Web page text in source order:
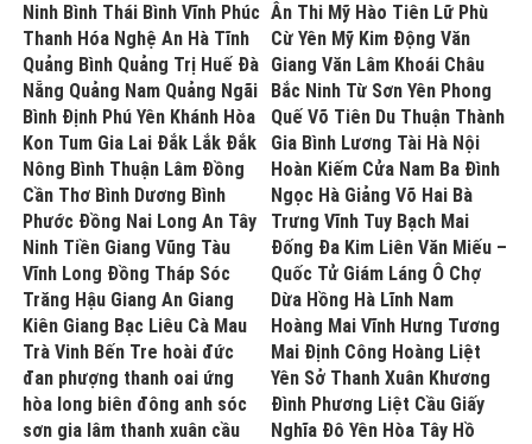
Ninh Bình Thái Bình Vĩnh Phúc
Thanh Hóa Nghệ An Hà Tĩnh
Quảng Bình Quảng Trị Huế Đà
Nẵng Quảng Nam Quảng Ngãi
Bình Định Phú Yên Khánh Hòa
Kon Tum Gia Lai Đắk Lắk Đắk
Nông Bình Thuận Lâm Đồng
Cần Thơ Bình Dương Bình
Phước Đồng Nai Long An Tây
Ninh Tiền Giang Vũng Tàu
Vĩnh Long Đồng Tháp Sóc
Trăng Hậu Giang An Giang
Kiên Giang Bạc Liêu Cà Mau
Trà Vinh Bến Tre hoài đức
đan phượng thanh oai ứng
hòa long biên đông anh sóc
sơn gia lâm thanh xuân cầu
Ân Thi Mỹ Hào Tiên Lữ Phù
Cừ Yên Mỹ Kim Động Văn
Giang Văn Lâm Khoái Châu
Bắc Ninh Từ Sơn Yên Phong
Quế Võ Tiên Du Thuận Thành
Gia Bình Lương Tài Hà Nội
Hoàn Kiếm Cửa Nam Ba Đình
Ngọc Hà Giảng Võ Hai Bà
Trưng Vĩnh Tuy Bạch Mai
Đống Đa Kim Liên Văn Miếu –
Quốc Tử Giám Láng Ô Chợ
Dừa Hồng Hà Lĩnh Nam
Hoàng Mai Vĩnh Hưng Tương
Mai Định Công Hoàng Liệt
Yên Sở Thanh Xuân Khương
Đình Phương Liệt Cầu Giấy
Nghĩa Đô Yên Hòa Tây Hồ